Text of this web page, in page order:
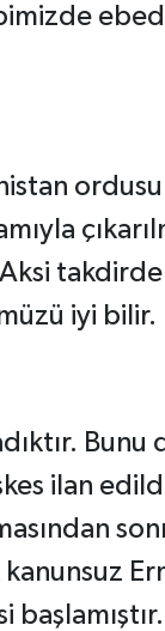
ordusu
Aksi takdirde
iyi bilir.
Bunu
ilan
kanunsuz